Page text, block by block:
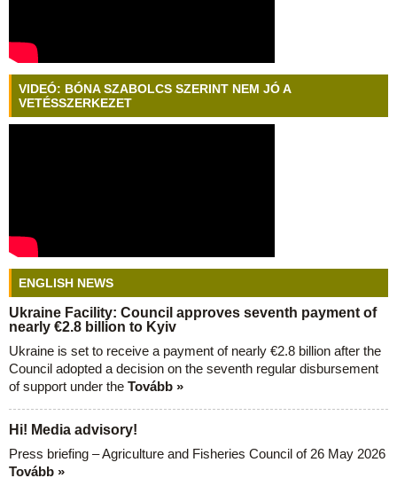
VIDEÓ: BÓNA SZABOLCS SZERINT NEM JÓ A
VETÉSSZERKEZET
ENGLISH NEWS
Ukraine Facility: Council approves seventh payment of
nearly €2.8 billion to Kyiv
Ukraine is set to receive a payment of nearly €2.8 billion after the
Council adopted a decision on the seventh regular disbursement
of support under the Tovább »
Hi! Media advisory!
Press briefing – Agriculture and Fisheries Council of 26 May 2026
Tovább »